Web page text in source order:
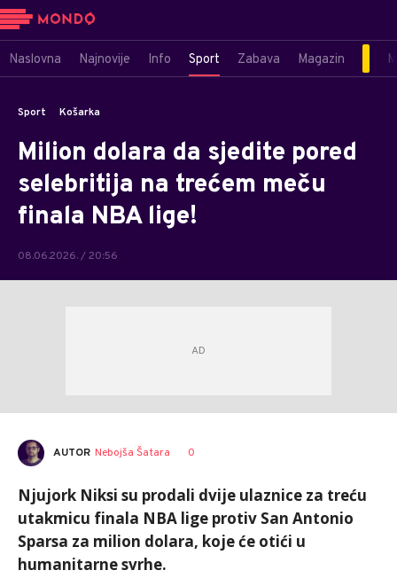
Naslovna Najnovije Info Sport Zabava Magazin
Sport Košarka
Milion dolara da sjedite pored
selebritija na trećem meču
finala NBA lige!
08.06.2026. / 20:56
AUTOR Nebojša Šatara 0
Njujork Niksi su prodali dvije ulaznice za treću
utakmicu finala NBA lige protiv San Antonio
Sparsa za milion dolara, koje će otići u
humanitarne svrhe.